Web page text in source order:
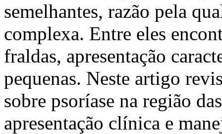
semelhantes, razão pela
complexa. Entre eles
fraldas, apresentação
pequenas. Neste artigo
sobre psoríase na região
apresentação clínica e